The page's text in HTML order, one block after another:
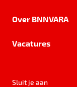
Over BNNVARA
Vacatures
Sluit je aan